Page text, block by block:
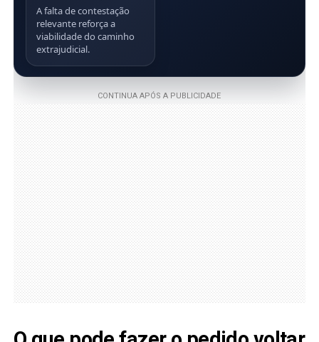
A falta de contestação
relevante reforça a
viabilidade do caminho
extrajudicial.